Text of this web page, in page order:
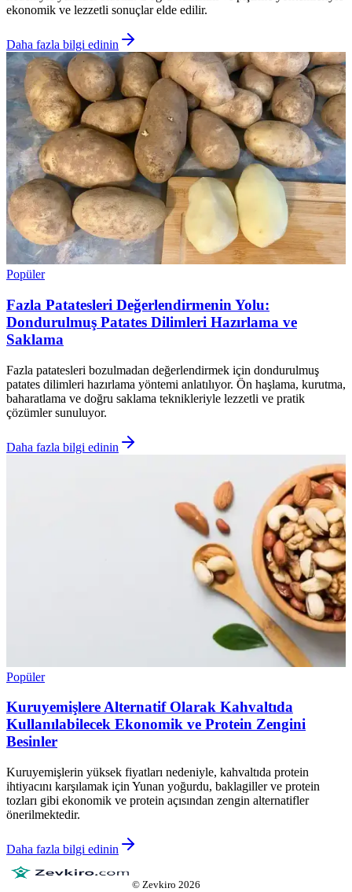
ekonomik ve lezzetli sonuçlar elde edilir.
Daha fazla bilgi edinin
Popüler
Fazla Patatesleri Değerlendirmenin Yolu:
Dondurulmuş Patates Dilimleri Hazırlama ve
Saklama
Fazla patatesleri bozulmadan değerlendirmek için dondurulmuş
patates dilimleri hazırlama yöntemi anlatılıyor. Ön haşlama, kurutma,
baharatlama ve doğru saklama teknikleriyle lezzetli ve pratik
çözümler sunuluyor.
Daha fazla bilgi edinin
Popüler
Kuruyemişlere Alternatif Olarak Kahvaltıda
Kullanılabilecek Ekonomik ve Protein Zengini
Besinler
Kuruyemişlerin yüksek fiyatları nedeniyle, kahvaltıda protein
ihtiyacını karşılamak için Yunan yoğurdu, baklagiller ve protein
tozları gibi ekonomik ve protein açısından zengin alternatifler
önerilmektedir.
Daha fazla bilgi edinin
© Zevkiro 2026